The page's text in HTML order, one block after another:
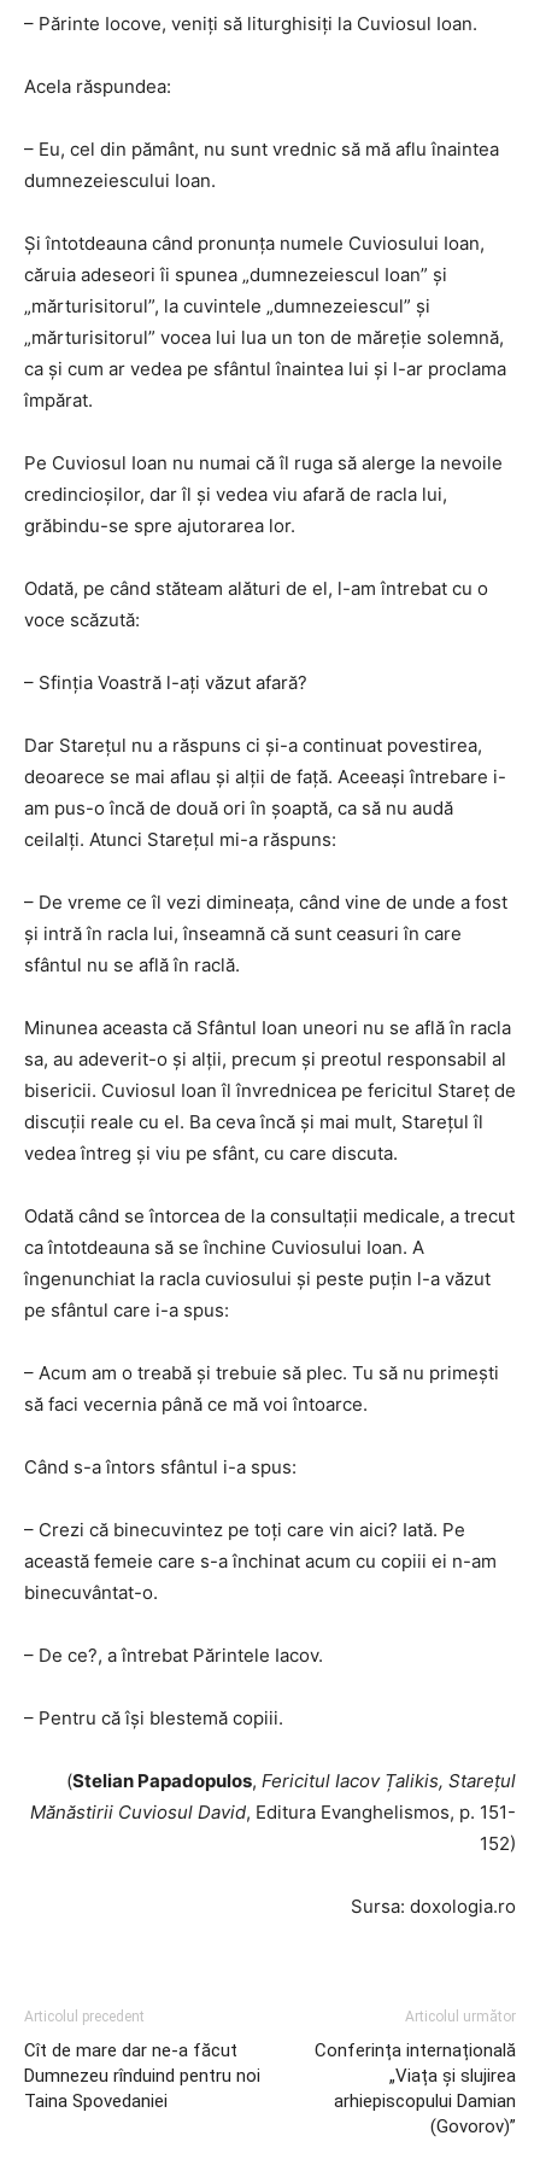
– Părinte Iocove, veniţi să liturghisiţi la Cuviosul Ioan.
Acela răspundea:
– Eu, cel din pământ, nu sunt vrednic să mă aflu înaintea
dumnezeiescului Ioan.
Şi întotdeauna când pronunţa numele Cuviosului Ioan,
căruia adeseori îi spunea „dumnezeiescul Ioan” şi
„mărturisitorul”, la cuvintele „dumnezeiescul” şi
„mărturisitorul” vocea lui lua un ton de măreţie solemnă,
ca şi cum ar vedea pe sfântul înaintea lui şi l-ar proclama
împărat.
Pe Cuviosul Ioan nu numai că îl ruga să alerge la nevoile
credincioşilor, dar îl şi vedea viu afară de racla lui,
grăbindu-se spre ajutorarea lor.
Odată, pe când stăteam alături de el, l-am întrebat cu o
voce scăzută:
– Sfinţia Voastră l-aţi văzut afară?
Dar Stareţul nu a răspuns ci şi-a continuat povestirea,
deoarece se mai aflau şi alţii de faţă. Aceeaşi întrebare i-
am pus-o încă de două ori în şoaptă, ca să nu audă
ceilalţi. Atunci Stareţul mi-a răspuns:
– De vreme ce îl vezi dimineaţa, când vine de unde a fost
şi intră în racla lui, înseamnă că sunt ceasuri în care
sfântul nu se află în raclă.
Minunea aceasta că Sfântul Ioan uneori nu se află în racla
sa, au adeverit-o şi alţii, precum şi preotul responsabil al
bisericii. Cuviosul Ioan îl învrednicea pe fericitul Stareţ de
discuţii reale cu el. Ba ceva încă şi mai mult, Stareţul îl
vedea întreg şi viu pe sfânt, cu care discuta.
Odată când se întorcea de la consultaţii medicale, a trecut
ca întotdeauna să se închine Cuviosului Ioan. A
îngenunchiat la racla cuviosului şi peste puţin l-a văzut
pe sfântul care i-a spus:
– Acum am o treabă şi trebuie să plec. Tu să nu primeşti
să faci vecernia până ce mă voi întoarce.
Când s-a întors sfântul i-a spus:
– Crezi că binecuvintez pe toţi care vin aici? Iată. Pe
această femeie care s-a închinat acum cu copiii ei n-am
binecuvântat-o.
– De ce?, a întrebat Părintele Iacov.
– Pentru că îşi blestemă copiii.
(Stelian Papadopulos, Fericitul Iacov Țalikis, Starețul
Mănăstirii Cuviosul David, Editura Evanghelismos, p. 151-
152)
Sursa: doxologia.ro
Articolul precedent
Cît de mare dar ne-a făcut
Dumnezeu rînduind pentru noi
Taina Spovedaniei
Articolul următor
Conferința internațională
„Viața și slujirea
arhiepiscopului Damian
(Govorov)”